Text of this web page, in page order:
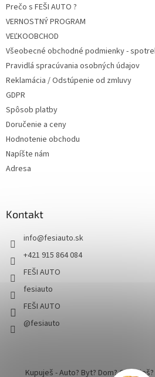
Prečo s FEŠI AUTO ?
VERNOSTNÝ PROGRAM
VEĽKOOBCHOD
Všeobecné obchodné podmienky -
Pravidlá spracúvania osobných údajov
Reklamácia / Odstúpenie od zmluvy
GDPR
Spôsob platby
Doručenie a ceny
Hodnotenie obchodu
Napíšte nám
Adresa
Kontakt
info@fesiauto.sk
+421 915 864 084
FEŠI AUTO
fesiauto
FEŠI AUTO
@fesiauto
Kupuješ - Auto? Byt? Dom?